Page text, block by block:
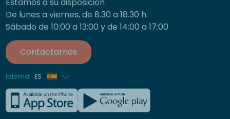
Estamos a su disposición
De lunes a viernes, de 8.30 a 18.30 h.
Sábado de 10:00 a 13:00 y de 14:00 a 17:00
Contactarnos
Idioma ES
Francés
Inglés